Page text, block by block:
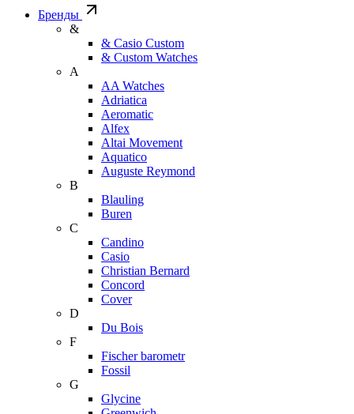
Бренды
&
& Casio Custom
& Custom Watches
A
AA Watches
Adriatica
Aeromatic
Alfex
Altai Movement
Aquatico
Auguste Reymond
B
Blauling
Buren
C
Candino
Casio
Christian Bernard
Concord
Cover
D
Du Bois
F
Fischer barometr
Fossil
G
Glycine